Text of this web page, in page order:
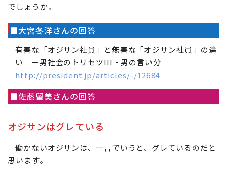
でしょうか。
■大宮冬洋さんの回答
有害な「オジサン社員」と無害な「オジサン社員」の違
い －男社会のトリセツIII・男の言い分
http://president.jp/articles/-/12684
■佐藤留美さんの回答
オジサンはグレている
働かないオジサンは、一言でいうと、グレているのだと
思います。